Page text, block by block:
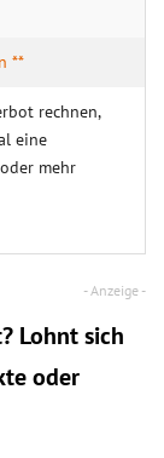
**
rechnen,
eine
mehr
Lohnt sich
oder